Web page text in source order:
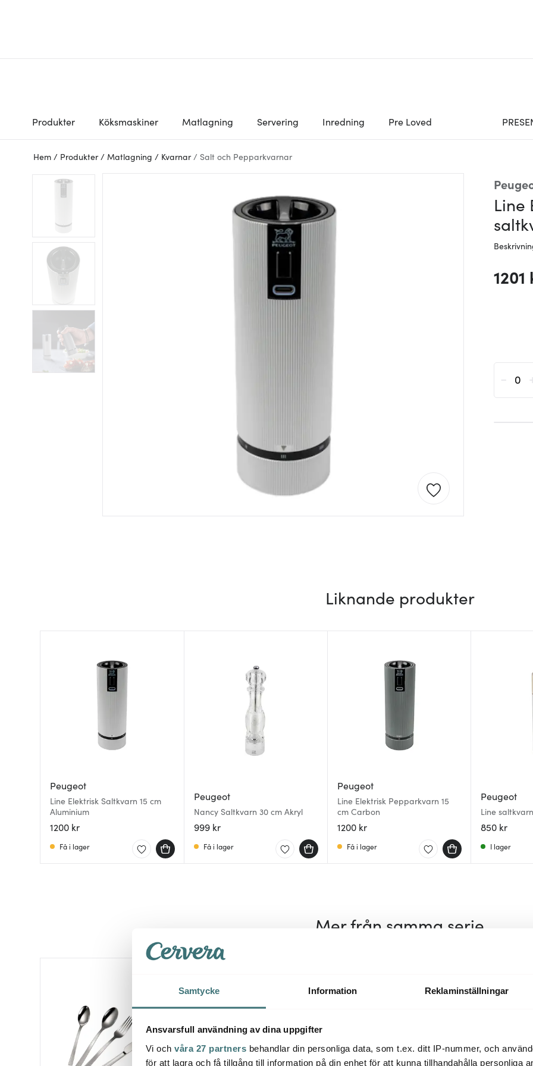
Samtycke Information Reklaminställningar
Ansvarsfull användning av dina uppgifter
Vi och våra 27 partners behandlar din personliga data, som t.ex. ditt IP-nummer, och
för att lagra och få tillgång till information på din enhet för att kunna tillhandahålla personliga
Produkter Köksmaskiner Matlagning Servering Inredning Pre Loved
Hem / Produkter / Matlagning / Kvarnar / Salt och Pepparkvarnar
Line
1201
Liknande produkter
Peugeot
Line Elektrisk Saltkvarn 15 cm
Aluminium
1200 kr
Få i lager
Peugeot
Nancy Saltkvarn 30 cm Akryl
999 kr
Få i lager
Peugeot
Line Elektrisk Pepparkvarn 15
cm Carbon
1200 kr
Få i lager
Peugeot
Line
850 kr
I lager
Mer från samma serie